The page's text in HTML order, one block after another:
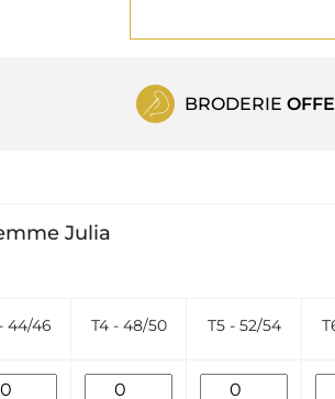
BRODERIE
Julia
44/46 T4 - 48/50 T5 - 52/54